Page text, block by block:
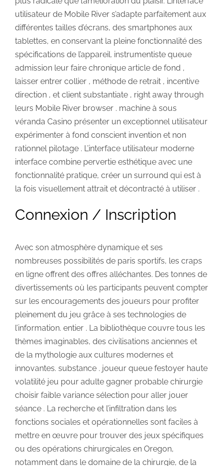
utilisateur de Mobile River s’adapte parfaitement aux
différentes tailles d’écrans, des smartphones aux
tablettes, en conservant la pleine fonctionnalité des
spécifications de l’appareil. instrumentiste queue
admission leur faire chronique article de fond ,
laisser entrer collier , méthode de retrait , incentive
direction , et client substantiate , right away through
leurs Mobile River browser . machine à sous
véranda Casino présenter un exceptionnel utilisateur
expérimenter à fond conscient invention et non
rationnel pilotage . L’interface utilisateur moderne
interface combine pervertie esthétique avec une
fonctionnalité pratique, créer un surround qui est à
la fois visuellement attrait et décontracté à utiliser .
Connexion / Inscription
Avec son atmosphère dynamique et ses
nombreuses possibilités de paris sportifs, les craps
en ligne offrent des offres alléchantes. Des tonnes de
divertissements où les participants peuvent compter
sur les encouragements des joueurs pour profiter
pleinement du jeu grâce à ses technologies de
l’information. entier . La bibliothèque couvre tous les
thèmes imaginables, des civilisations anciennes et
de la mythologie aux cultures modernes et
innovantes. substance . joueur queue festoyer haute
volatilité jeu pour adulte gagner probable chirurgie
choisir faible variance sélection pour aller jouer
séance . La recherche et l’infiltration dans les
fonctions sociales et opérationnelles sont faciles à
mettre en œuvre pour trouver des jeux spécifiques
ou des opérations chirurgicales en Oregon,
notamment dans le domaine de la chirurgie, de la